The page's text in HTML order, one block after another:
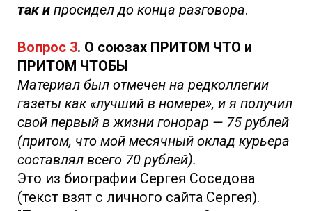
так и просидел до конца разговора.
Вопрос 3. О союзах ПРИТОМ ЧТО и
ПРИТОМ ЧТОБЫ
Материал был отмечен на редколлегии
газеты как «лучший в номере», и я получил
свой первый в жизни гонорар — 75 рублей
(притом, что мой месячный оклад курьера
составлял всего 70 рублей).
Это из биографии Сергея Соседова
(текст взят с личного сайта Сергея).